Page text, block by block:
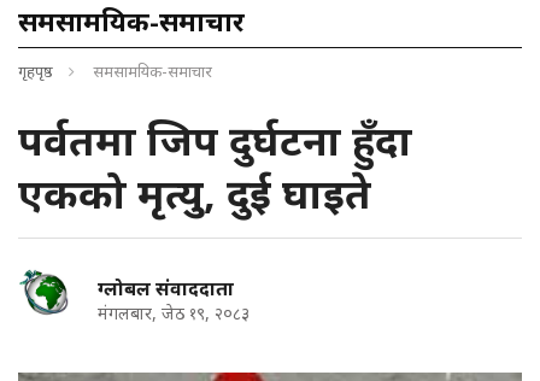
समसामयिक-समाचार
गृहपृष्ठ समसामयिक-समाचार
पर्वतमा जिप दुर्घटना हुँदा
एकको मृत्यु, दुई घाइते
ग्लोबल संवाददाता
मंगलबार, जेठ १९, २०८३